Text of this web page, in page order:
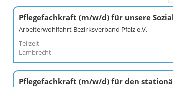
Arbeiterwohlfahrt Bezirksverband Pfalz e.V.
Teilzeit
Lambrecht